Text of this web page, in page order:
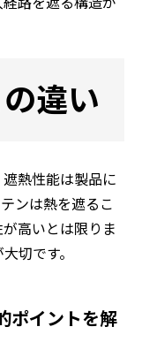
違い
熱性能は製品に
ンは熱を遮るこ
高いとは限りま
切です。
ポイントを解